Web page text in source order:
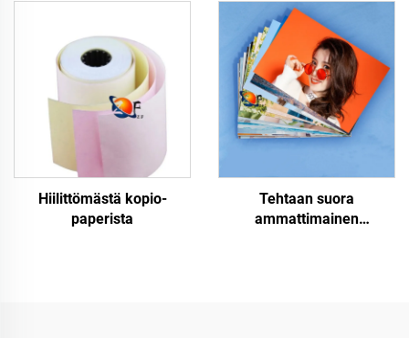
Hiilittömästä kopio-
paperista
Tehtaan suora
ammattimainen